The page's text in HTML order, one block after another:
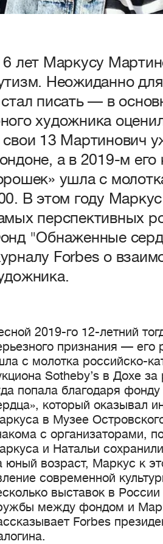
лет Маркусу
Неожиданно
писать — в
художника
13 Мартинович
а в 2019-м его
ушла с
В этом году
перспективных
"Обнаженные
Forbes o
2019-го 12-летний
признания — его
с молотка российско-
Sotheby’s в Дохе
попала благодаря
который оказывал
в Музее
с организаторами,
и Натальи
юный возраст, Маркус к
современной
выставок в
между фондом и
Forbes